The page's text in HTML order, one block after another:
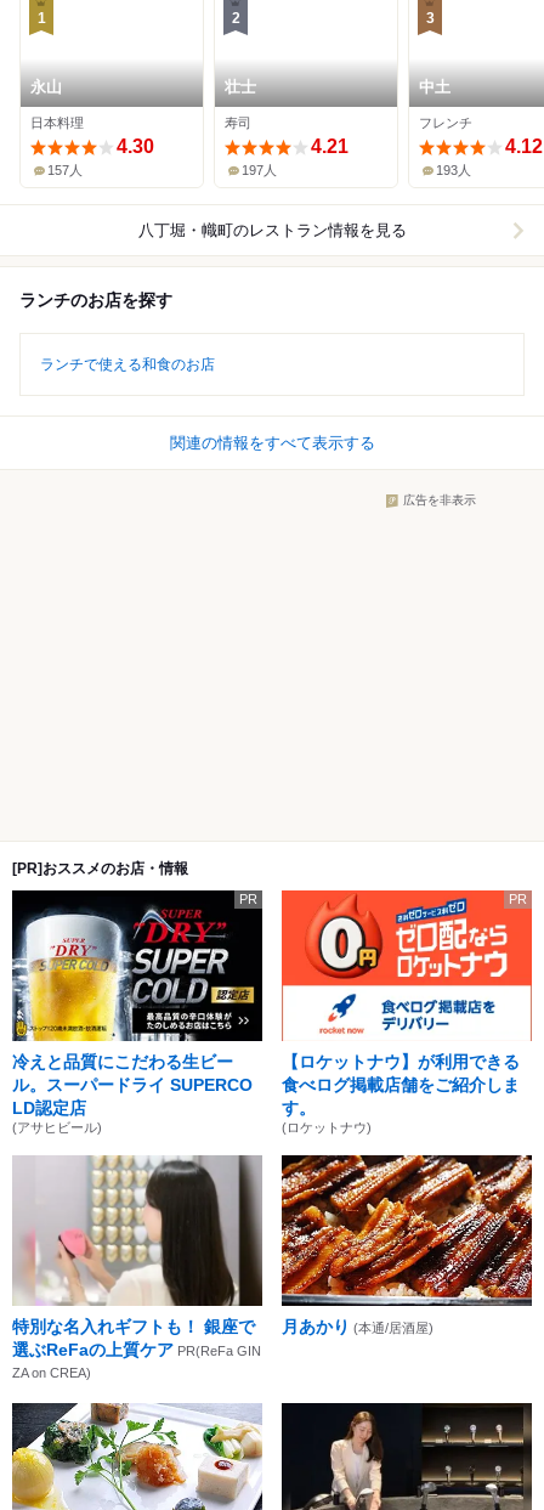
1
永山
日本料理
4.30
157人
2
壮士
寿司
4.21
197人
3
中土
フレンチ
4.12
193人
八丁堀・幟町のレストラン情報を見る
ランチのお店を探す
ランチで使える和食のお店
関連の情報をすべて表示する
広告を非表示
[PR]おススメのお店・情報
PR
冷えと品質にこだわる生ビー
ル。スーパードライ SUPERCO
LD認定店
(アサヒビール)
PR
【ロケットナウ】が利用できる
食べログ掲載店舗をご紹介しま
す。
(ロケットナウ)
特別な名入れギフトも！ 銀座で
選ぶReFaの上質ケア PR(ReFa GIN
ZA on CREA)
月あかり (本通/居酒屋)